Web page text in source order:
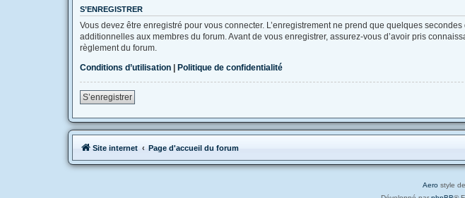
S’ENREGISTRER
Vous devez être enregistré pour vous connecter. L’enregistrement ne prend que quelques
additionnelles aux membres du forum. Avant de vous enregistrer, assurez-vous d’avoir pris
règlement du forum.
Conditions d’utilisation
Politique de confidentialité
S’enregistrer
Site internet Page d'accueil du forum
Aero style